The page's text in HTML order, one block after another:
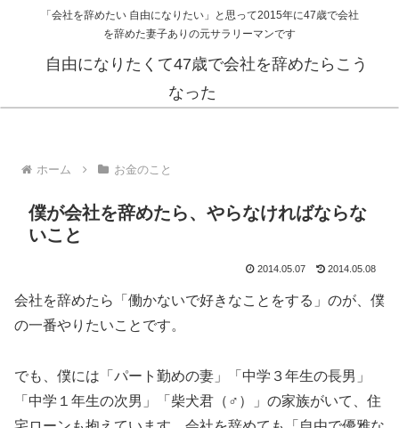
「会社を辞めたい 自由になりたい」と思って2015年に47歳で会社
を辞めた妻子ありの元サラリーマンです
自由になりたくて47歳で会社を辞めたらこう
なった
ホーム お金のこと
僕が会社を辞めたら、やらなければならな
いこと
2014.05.07 2014.05.08
会社を辞めたら「働かないで好きなことをする」のが、僕
の一番やりたいことです。
でも、僕には「パート勤めの妻」「中学３年生の長男」
「中学１年生の次男」「柴犬君（♂）」の家族がいて、住